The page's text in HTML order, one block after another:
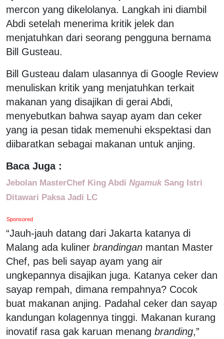
mercon yang dikelolanya. Langkah ini diambil
Abdi setelah menerima kritik jelek dan
menjatuhkan dari seorang pengguna bernama
Bill Gusteau.
Bill Gusteau dalam ulasannya di Google Review
menuliskan kritik yang menjatuhkan terkait
makanan yang disajikan di gerai Abdi,
menyebutkan bahwa sayap ayam dan ceker
yang ia pesan tidak memenuhi ekspektasi dan
diibaratkan sebagai makanan untuk anjing.
Baca Juga :
Jebolan MasterChef King Abdi NgamukSang Istri
Ditawari Paksa Jadi LC
Sponsored
“Jauh-jauh datang dari Jakarta katanya di
Malang ada kuliner brandingan mantan Master
Chef, pas beli sayap ayam yang air
ungkepannya disajikan juga. Katanya ceker dan
sayap rempah, dimana rempahnya? Cocok
buat makanan anjing. Padahal ceker dan sayap
kandungan kolagennya tinggi. Makanan kurang
inovatif rasa gak karuan menang branding,”